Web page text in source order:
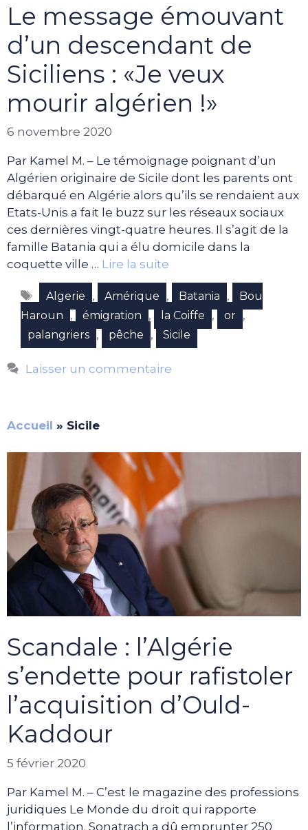
Le message émouvant
d’un descendant de
Siciliens : «Je veux
mourir algérien !»
6 novembre 2020
Par Kamel M. – Le témoignage poignant d’un
Algérien originaire de Sicile dont les parents ont
débarqué en Algérie alors qu’ils se rendaient aux
Etats-Unis a fait le buzz sur les réseaux sociaux
ces dernières vingt-quatre heures. Il s’agit de la
famille Batania qui a élu domicile dans la
coquette ville … Lire la suite
Étiquettes
Algerie , Amérique , Batania ,
Bou
Haroun
, émigration , la Coiffe , or ,
palangriers , pêche , Sicile
Laisser un commentaire
Accueil » Sicile
Scandale : l’Algérie
s’endette pour rafistoler
l’acquisition d’Ould-
Kaddour
5 février 2020
Par Kamel M. – C’est le magazine des professions
juridiques Le Monde du droit qui rapporte
l’information. Sonatrach a dû emprunter 250